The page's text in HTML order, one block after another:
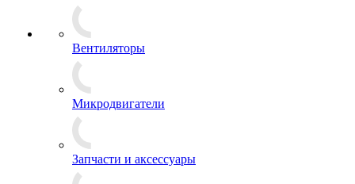
Вентиляторы
Микродвигатели
Запчасти и аксессуары